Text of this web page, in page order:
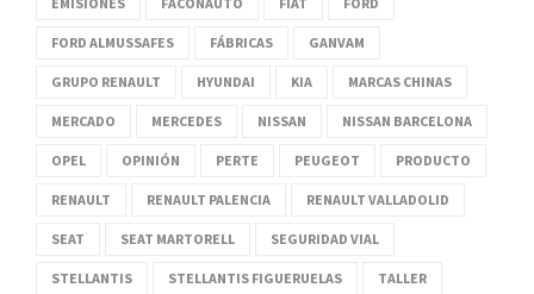
FORD ALMUSSAFES FÁBRICAS GANVAM
GRUPO RENAULT HYUNDAI KIA MARCAS CHINAS
MERCADO MERCEDES NISSAN NISSAN BARCELONA
OPEL OPINIÓN PERTE PEUGEOT PRODUCTO
RENAULT RENAULT PALENCIA RENAULT VALLADOLID
SEAT SEAT MARTORELL SEGURIDAD VIAL
STELLANTIS STELLANTIS FIGUERUELAS TALLER